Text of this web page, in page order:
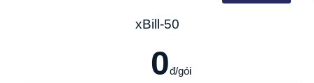
xBill-50
0đ/gói